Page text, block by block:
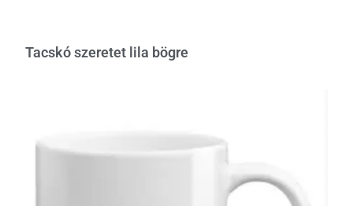
Tacskó szeretet lila bögre